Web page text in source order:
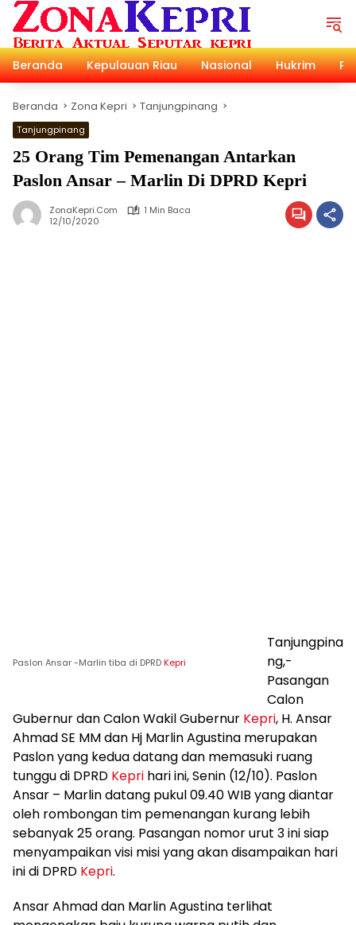
Langsung
konten
Beranda
Kepulauan Riau Nasional Hukrim
Beranda Zona Kepri Tanjungpinang
Tanjungpinang
25 Orang Tim Pemenangan Antarkan
Paslon Ansar – Marlin Di DPRD Kepri
ZonaKepri.com
1 Min Baca
12/10/2020
Paslon Ansar -Marlin tiba di DPRDKepri
Tanjungpina
ng,-
Pasangan
Calon
Gubernur dan Calon Wakil Gubernur Kepri, H. Ansar
Ahmad SE MM dan Hj Marlin Agustina merupakan
Paslon yang kedua datang dan memasuki ruang
tunggu di DPRD Kepri hari ini, Senin (12/10). Paslon
Ansar – Marlin datang pukul 09.40 WIB yang diantar
oleh rombongan tim pemenangan kurang lebih
sebanyak 25 orang. Pasangan nomor urut 3 ini siap
menyampaikan visi misi yang akan disampaikan hari
ini di DPRD Kepri.
Ansar Ahmad dan Marlin Agustina terlihat